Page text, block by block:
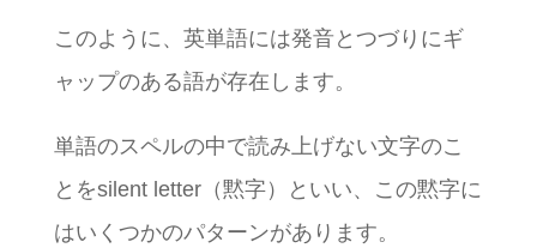
このように、英単語には発音とつづりにギ
ャップのある語が存在します。
単語のスペルの中で読み上げない文字のこ
とをsilent letter（黙字）といい、この黙字に
はいくつかのパターンがあります。